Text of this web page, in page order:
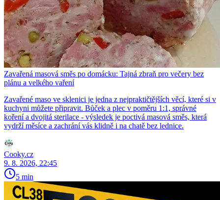
Zavařená masová směs po domácku: Tajná zbraň pro večery bez
plánu a velkého vaření
Zavařené maso ve sklenici je jedna z nejpraktičtějších věcí, které si v
kuchyni můžete připravit. Bůček a plec v poměru 1:1, správné
koření a dvojitá sterilace - výsledek je poctivá masová směs, která
vydrží měsíce a zachrání vás klidně i na chatě bez lednice.
Cooky.cz
9. 8. 2026, 22:45
5 min